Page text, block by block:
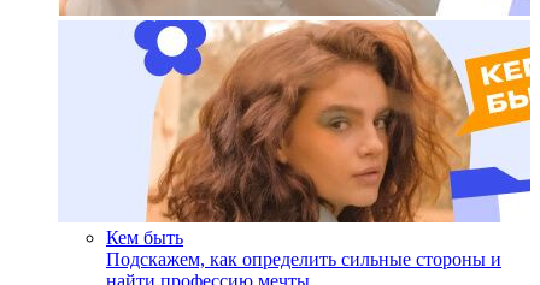
Кем быть
Подскажем, как определить сильные стороны и
найти профессию мечты